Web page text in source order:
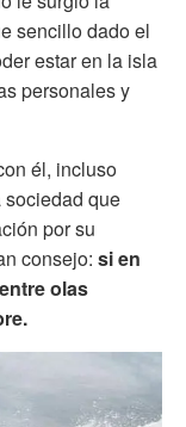
sencillo dado el
estar en la isla
personales y
él, incluso
que
por su
consejo: si en
olas